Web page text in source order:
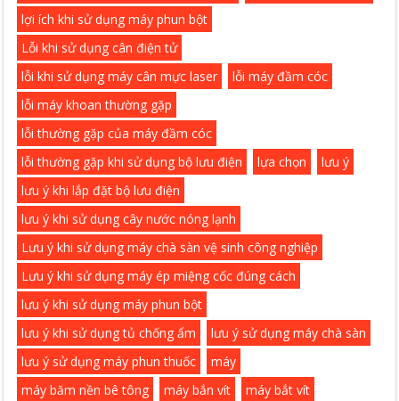
lợi ích khi sử dụng máy phun bột
Lỗi khi sử dụng cân điện tử
lỗi khi sử dụng máy cân mực laser
lỗi máy đầm cóc
lỗi máy khoan thường gặp
lỗi thường gặp của máy đầm cóc
lỗi thường gặp khi sử dụng bộ lưu điện
lựa chọn
lưu ý
lưu ý khi lắp đặt bộ lưu điện
lưu ý khi sử dụng cây nước nóng lạnh
Lưu ý khi sử dụng máy chà sàn vệ sinh công nghiệp
Lưu ý khi sử dụng máy ép miệng cốc đúng cách
lưu ý khi sử dụng máy phun bột
lưu ý khi sử dụng tủ chống ẩm
lưu ý sử dụng máy chà sàn
lưu ý sử dụng máy phun thuốc
máy
máy băm nền bê tông
máy bắn vít
máy bắt vít